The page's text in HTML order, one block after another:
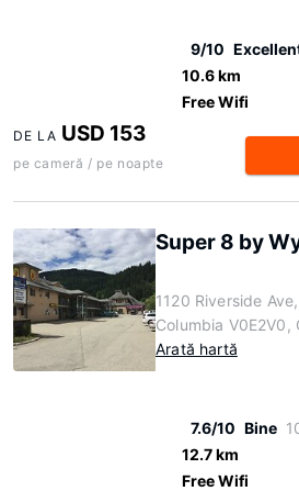
9/10
10.6 km
Free Wifi
DE LA USD 153
pe cameră / pe noapte
Super 8 by
1120 Riverside
Columbia V0E2V0,
Arată hartă
7.6/10 Bine
12.7 km
Free Wifi